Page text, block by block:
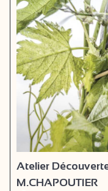
Atelier
M.CHAPOUTIER